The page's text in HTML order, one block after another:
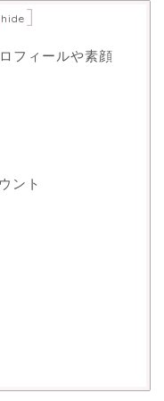
hide ]
フィールや素顔
ント